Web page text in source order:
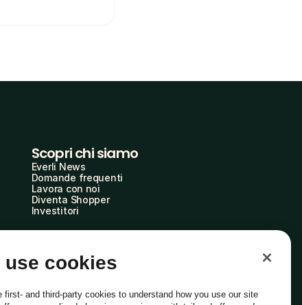
Scopri chi siamo
Everli News
Domande frequenti
Lavora con noi
Diventa Shopper
Investitori
use cookies
first- and third-party cookies to understand how you use our site